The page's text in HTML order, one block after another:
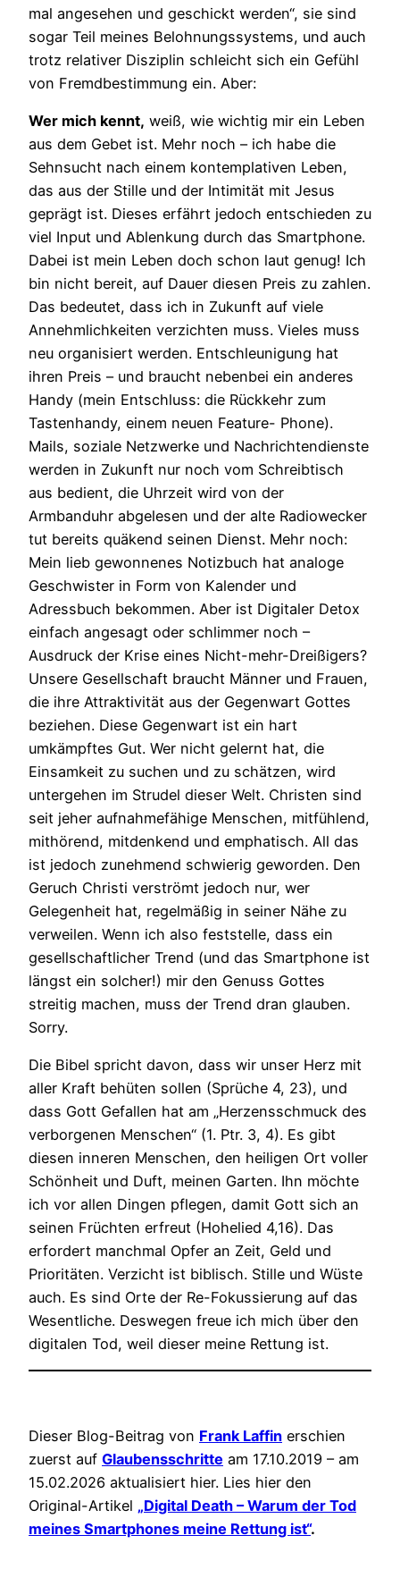
mal angesehen und geschickt werden“, sie sind
sogar Teil meines Belohnungssystems, und auch
trotz relativer Disziplin schleicht sich ein Gefühl
von Fremdbestimmung ein. Aber:
Wer mich kennt, weiß, wie wichtig mir ein Leben
aus dem Gebet ist. Mehr noch – ich habe die
Sehnsucht nach einem kontemplativen Leben,
das aus der Stille und der Intimität mit Jesus
geprägt ist. Dieses erfährt jedoch entschieden zu
viel Input und Ablenkung durch das Smartphone.
Dabei ist mein Leben doch schon laut genug! Ich
bin nicht bereit, auf Dauer diesen Preis zu zahlen.
Das bedeutet, dass ich in Zukunft auf viele
Annehmlichkeiten verzichten muss. Vieles muss
neu organisiert werden. Entschleunigung hat
ihren Preis – und braucht nebenbei ein anderes
Handy (mein Entschluss: die Rückkehr zum
Tastenhandy, einem neuen Feature- Phone).
Mails, soziale Netzwerke und Nachrichtendienste
werden in Zukunft nur noch vom Schreibtisch
aus bedient, die Uhrzeit wird von der
Armbanduhr abgelesen und der alte Radiowecker
tut bereits quäkend seinen Dienst. Mehr noch:
Mein lieb gewonnenes Notizbuch hat analoge
Geschwister in Form von Kalender und
Adressbuch bekommen. Aber ist Digitaler Detox
einfach angesagt oder schlimmer noch –
Ausdruck der Krise eines Nicht-mehr-Dreißigers?
Unsere Gesellschaft braucht Männer und Frauen,
die ihre Attraktivität aus der Gegenwart Gottes
beziehen. Diese Gegenwart ist ein hart
umkämpftes Gut. Wer nicht gelernt hat, die
Einsamkeit zu suchen und zu schätzen, wird
untergehen im Strudel dieser Welt. Christen sind
seit jeher aufnahmefähige Menschen, mitfühlend,
mithörend, mitdenkend und emphatisch. All das
ist jedoch zunehmend schwierig geworden. Den
Geruch Christi verströmt jedoch nur, wer
Gelegenheit hat, regelmäßig in seiner Nähe zu
verweilen. Wenn ich also feststelle, dass ein
gesellschaftlicher Trend (und das Smartphone ist
längst ein solcher!) mir den Genuss Gottes
streitig machen, muss der Trend dran glauben.
Sorry.
Die Bibel spricht davon, dass wir unser Herz mit
aller Kraft behüten sollen (Sprüche 4, 23), und
dass Gott Gefallen hat am „Herzensschmuck des
verborgenen Menschen“ (1. Ptr. 3, 4). Es gibt
diesen inneren Menschen, den heiligen Ort voller
Schönheit und Duft, meinen Garten. Ihn möchte
ich vor allen Dingen pflegen, damit Gott sich an
seinen Früchten erfreut (Hohelied 4,16). Das
erfordert manchmal Opfer an Zeit, Geld und
Prioritäten. Verzicht ist biblisch. Stille und Wüste
auch. Es sind Orte der Re-Fokussierung auf das
Wesentliche. Deswegen freue ich mich über den
digitalen Tod, weil dieser meine Rettung ist.
Dieser Blog-Beitrag von Frank Laffin erschien
zuerst auf Glaubensschritte am 17.10.2019 – am
15.02.2026 aktualisiert hier. Lies hier den
Original-Artikel „Digital Death – Warum der Tod
meines Smartphones meine Rettung ist“.